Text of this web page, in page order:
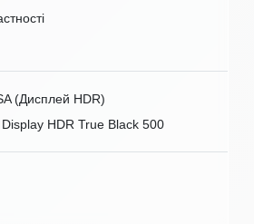
(Дисплей HDR)
HDR True Black 500